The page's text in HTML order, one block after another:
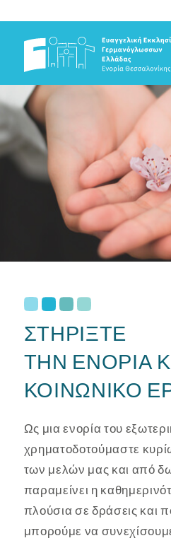
ΣΤΗΡΊΞΤΕ
ΤΗΝ ΕΝΟΡΊΑ
ΚΟΙΝΩΝΙΚΌ
Ως μια ενορία του
χρηματοδοτούμαστε
των μελών μας και από
παραμείνει η
πλούσια σε δράσεις και
μπορούμε να